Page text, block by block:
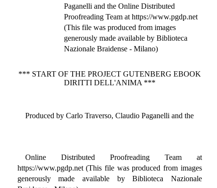
Paganelli and the Online Distributed
Proofreading Team at https://www.pgdp.net
(This file was produced from images
generously made available by Biblioteca
Nazionale Braidense - Milano)
*** START OF THE PROJECT GUTENBERG EBOOK
DIRITTI DELL'ANIMA ***
Produced by Carlo Traverso, Claudio Paganelli and the
Online Distributed Proofreading Team at
https://www.pgdp.net (This file was produced from images
generously made available by Biblioteca Nazionale